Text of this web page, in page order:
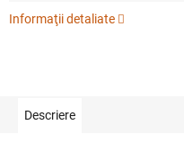
Informaţii detaliate
Descriere